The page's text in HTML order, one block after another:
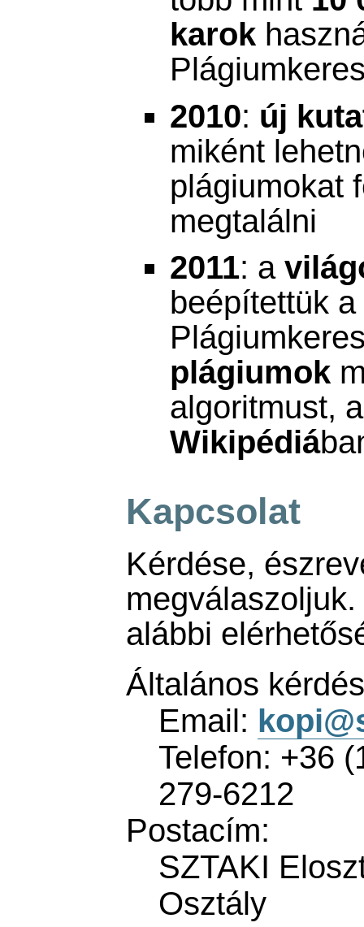
karok
2010: új
miként
plágiumokat
megtalálni
2011: a
beépítettük
plágiumok
algoritmust,
Wikipédiá
Kapcsolat
Kérdése,
alábbi
Általános
Email: kopi@
Telefon: +36
279-6212
Postacím:
SZTAKI
Osztály